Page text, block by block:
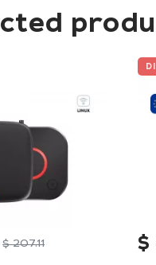
$207.11 $